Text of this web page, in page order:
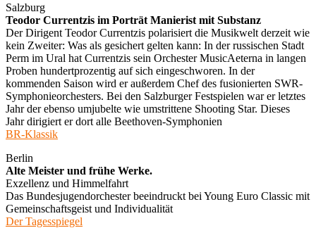
Salzburg
Teodor Currentzis im Porträt Manierist mit Substanz
Der Dirigent Teodor Currentzis polarisiert die Musikwelt derzeit wie
kein Zweiter: Was als gesichert gelten kann: In der russischen Stadt
Perm im Ural hat Currentzis sein Orchester MusicAeterna in langen
Proben hundertprozentig auf sich eingeschworen. In der
kommenden Saison wird er außerdem Chef des fusionierten SWR-
Symphonieorchesters. Bei den Salzburger Festspielen war er letztes
Jahr der ebenso umjubelte wie umstrittene Shooting Star. Dieses
Jahr dirigiert er dort alle Beethoven-Symphonien
BR-Klassik
Berlin
Alte Meister und frühe Werke.
Exzellenz und Himmelfahrt
Das Bundesjugendorchester beeindruckt bei Young Euro Classic mit
Gemeinschaftsgeist und Individualität
Der Tagesspiegel